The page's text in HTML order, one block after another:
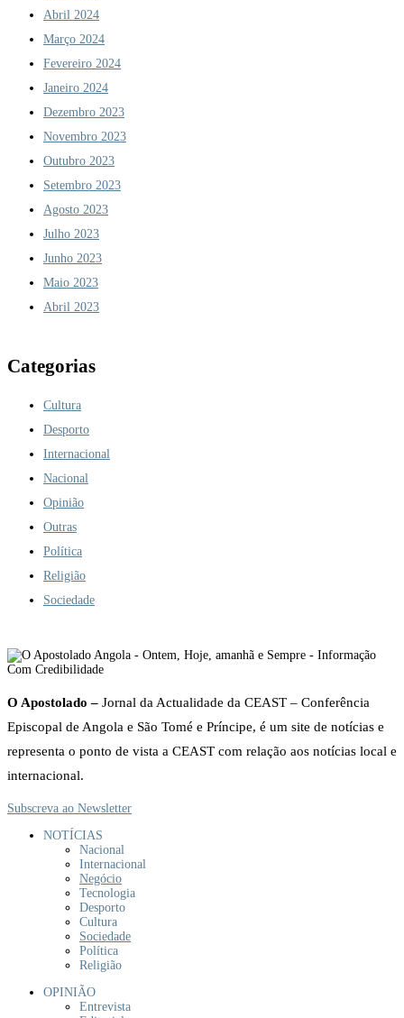
Abril 2024
Março 2024
Fevereiro 2024
Janeiro 2024
Dezembro 2023
Novembro 2023
Outubro 2023
Setembro 2023
Agosto 2023
Julho 2023
Junho 2023
Maio 2023
Abril 2023
Categorias
Cultura
Desporto
Internacional
Nacional
Opinião
Outras
Política
Religião
Sociedade
O Apostolado – Jornal da Actualidade da CEAST – Conferência
Episcopal de Angola e São Tomé e Príncipe, é um site de notícias e
representa o ponto de vista a CEAST com relação aos notícias local e
internacional.
Subscreva ao Newsletter
NOTÍCIAS
Nacional
Internacional
Negócio
Tecnologia
Desporto
Cultura
Sociedade
Política
Religião
OPINIÃO
Entrevista